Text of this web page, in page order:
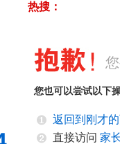
热搜：
您也可以尝试以下
返回到刚才
直接访问 家